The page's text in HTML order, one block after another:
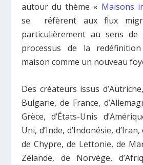
autour du thème « Maisons
se réfèrent aux flux
particulièrement au sens
processus de la redéfinition
maison comme un nouveau
Des créateurs issus
Bulgarie, de France,
Grèce, d’États-Unis
Uni, d’Inde, d’Indonésie,
de Chypre, de Lettonie, de
Zélande, de Norvège,